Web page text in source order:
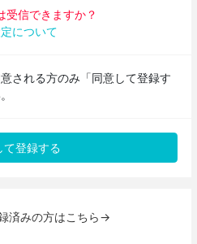
信できますか？
について
される方のみ「同意して登録す
済みの方はこちら→